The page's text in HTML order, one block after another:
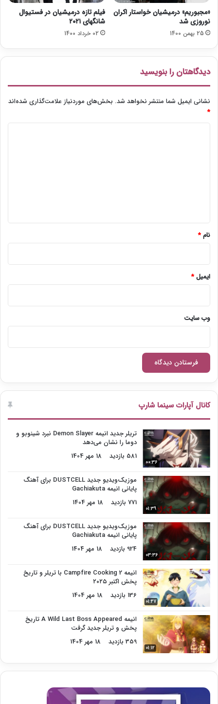
ج
ر
ا
ا
ز
م
ر
د
د
«مجبوریم» درمیشیان خواستار اکران
نوروزی شد
25 بهمن 1400
فیلم تازه درمیشیان در فستیوال
شانگهای ۲۰۲۱
02 خرداد 1400
دیدگاهتان را بنویسید
نشانی ایمیل شما منتشر نخواهد شد. بخش‌های موردنیاز علامت‌گذاری شده‌اند
*
نام*
ایمیل*
وب‌ سایت
کانال آپارات سینما شارپ
00:36
تریلر جدید انیمه Demon Slayer نبرد شینوبو و
دوما را نشان می‌دهد
581 بازدید
18 مهر 1404
01:39
موزیک‌ویدیو جدید DUSTCELL برای آهنگ
پایانی انیمه Gachiakuta
771 بازدید
18 مهر 1404
03:36
موزیک‌ویدیو جدید DUSTCELL برای آهنگ
پایانی انیمه Gachiakuta
924 بازدید
18 مهر 1404
01:47
انیمه Campfire Cooking 2 با تریلر و تاریخ
پخش اکتبر ۲۰۲۵
136 بازدید
18 مهر 1404
01:12
انیمه A Wild Last Boss Appeared تاریخ
پخش و تریلر جدید گرفت
359 بازدید
18 مهر 1404